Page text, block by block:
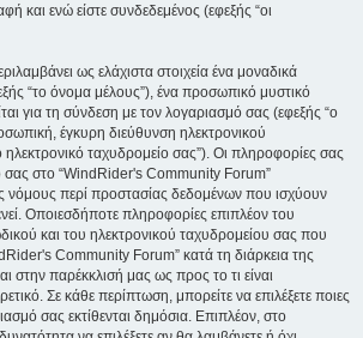
και ενώ είστε συνδεδεμένος (εφεξής “οι
ως ελάχιστα στοιχεία ένα μοναδικά
“το όνομα μέλους”), ένα προσωπικό μυστικό
για τη σύνδεση με τον λογαριασμό σας (εφεξής “ο
έγκυρη διεύθυνση ηλεκτρονικού
ηλεκτρονικό ταχυδρομείο σας”). Οι πληροφορίες σας
σας στο “WindRider's Community Forum”
νόμους περί προστασίας δεδομένων που ισχύουν
Οποιεσδήποτε πληροφορίες επιπλέον του
και του ηλεκτρονικού ταχυδρομείου σας που
Community Forum” κατά τη διάρκεια της
στην παρέκκλισή μας ως προς το τι είναι
Σε κάθε περίπτωση, μπορείτε να επιλέξετε ποιες
σας εκτίθενται δημόσια. Επιπλέον, στο